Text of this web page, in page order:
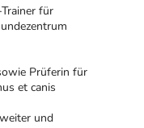
für
Prüferin für
et canis
und